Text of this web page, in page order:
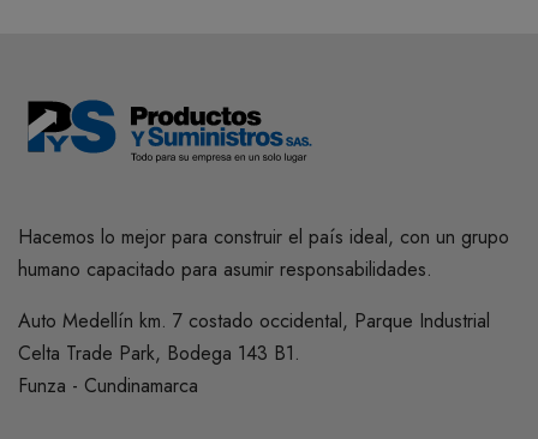
Hacemos lo mejor para construir el país ideal, con un grupo
humano capacitado para asumir responsabilidades.
Auto Medellín km. 7 costado occidental, Parque Industrial
Celta Trade Park, Bodega 143 B1.
Funza - Cundinamarca